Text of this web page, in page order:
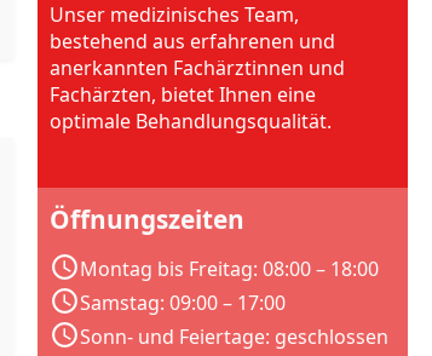
Unser medizinisches Team,
bestehend aus erfahrenen und
anerkannten Fachärztinnen und
Fachärzten, bietet Ihnen eine
optimale Behandlungsqualität.
Öffnungszeiten
Montag bis Freitag: 08:00 – 18:00
Samstag: 09:00 – 17:00
Sonn- und Feiertage: geschlossen